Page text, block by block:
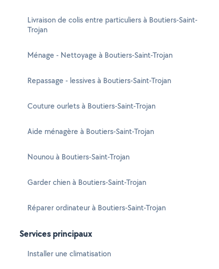
Livraison de colis entre particuliers à Boutiers-Saint-
Trojan
Ménage - Nettoyage à Boutiers-Saint-Trojan
Repassage - lessives à Boutiers-Saint-Trojan
Couture ourlets à Boutiers-Saint-Trojan
Aide ménagère à Boutiers-Saint-Trojan
Nounou à Boutiers-Saint-Trojan
Garder chien à Boutiers-Saint-Trojan
Réparer ordinateur à Boutiers-Saint-Trojan
Services principaux
Installer une climatisation